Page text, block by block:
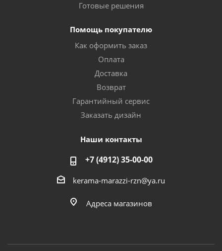
Готовые решения
Помощь покупателю
Как оформить заказ
Оплата
Доставка
Возврат
Гарантийный сервис
Заказать дизайн
Наши контакты
+7 (4912) 35-00-00
kerama-marazzi-rzn@ya.ru
Адреса магазинов